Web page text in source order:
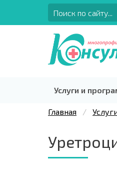
Услуги и
Главная